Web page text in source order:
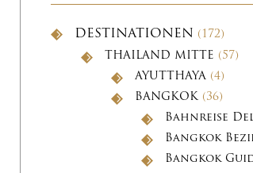
DESTINATIONEN (172)
THAILAND MITTE (57)
AYUTTHAYA (4)
BANGKOK(36)
Bahnreise
Bangkok
Bangkok